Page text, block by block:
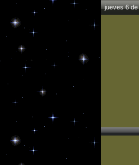
jueves 6